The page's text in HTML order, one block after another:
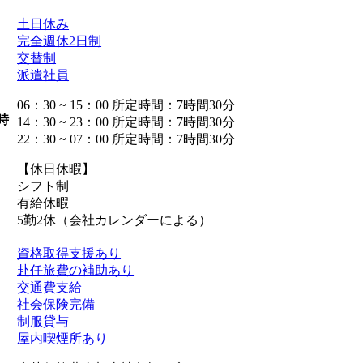
土日休み
完全週休2日制
交替制
派遣社員
06：30 ~ 15：00 所定時間：7時間30分
14：30 ~ 23：00 所定時間：7時間30分
22：30 ~ 07：00 所定時間：7時間30分
【休日休暇】
シフト制
有給休暇
5勤2休（会社カレンダーによる）
資格取得支援あり
赴任旅費の補助あり
交通費支給
社会保険完備
制服貸与
屋内喫煙所あり